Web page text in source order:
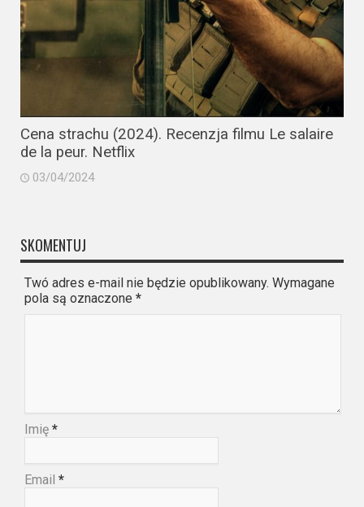
Cena strachu (2024). Recenzja filmu Le salaire
de la peur. Netflix
03/04/2024
SKOMENTUJ
Twó adres e-mail nie będzie opublikowany. Wymagane
pola są oznaczone *
Imię *
Email *